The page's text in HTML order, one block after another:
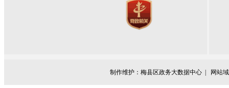
制作维护：梅县区政务大数据中心 | 网站